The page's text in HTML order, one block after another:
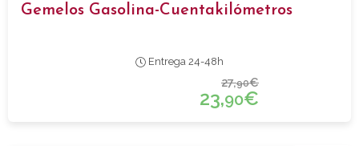
Gemelos Gasolina-Cuentakilómetros
Entrega 24-48h
27,90€
23,90€